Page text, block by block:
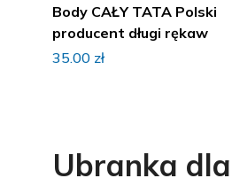
Body CAŁY TATA Polski
producent długi rękaw
35.00 zł
Ubranka